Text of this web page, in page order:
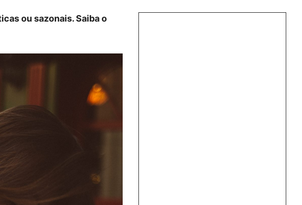
ou sazonais. Saiba o